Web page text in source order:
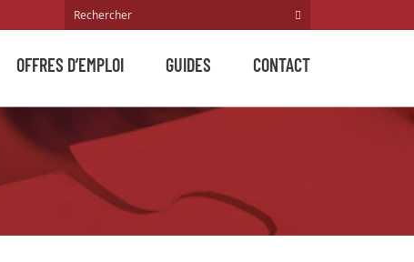
OFFRES D’EMPLOI GUIDES CONTACT